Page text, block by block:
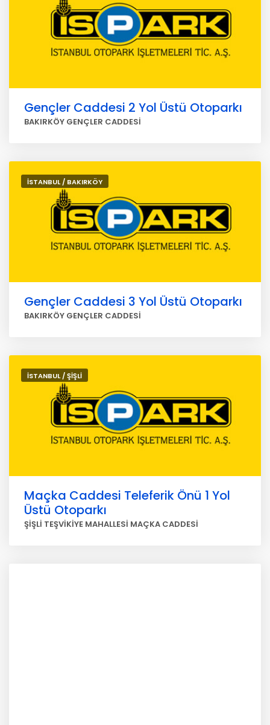
Gençler Caddesi 2 Yol Üstü Otoparkı
BAKIRKÖY GENÇLER CADDESİ
İSTANBUL / BAKIRKÖY
Gençler Caddesi 3 Yol Üstü Otoparkı
BAKIRKÖY GENÇLER CADDESİ
İSTANBUL / ŞİŞLİ
Maçka Caddesi Teleferik Önü 1 Yol
Üstü Otoparkı
ŞİŞLİ TEŞVİKİYE MAHALLESİ MAÇKA CADDESİ